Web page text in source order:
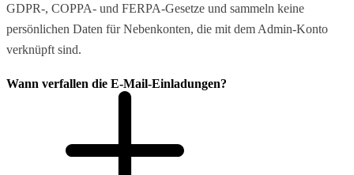
GDPR-, COPPA- und FERPA-Gesetze und sammeln keine
persönlichen Daten für Nebenkonten, die mit dem Admin-Konto
verknüpft sind.
Wann verfallen die E-Mail-Einladungen?